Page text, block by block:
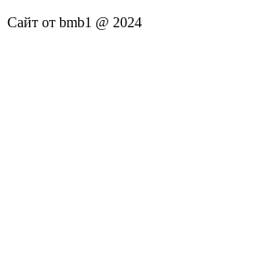
Сайт от bmb1 @ 2024